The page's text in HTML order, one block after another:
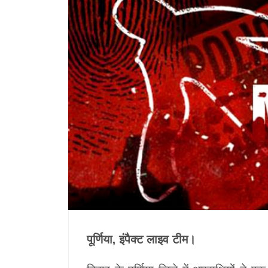
पूर्णिया, इंपैक्ट लाइव टीम।